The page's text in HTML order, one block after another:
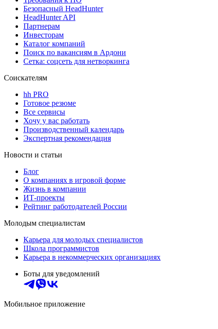
Безопасный HeadHunter
HeadHunter API
Партнерам
Инвесторам
Каталог компаний
Поиск по вакансиям в Ардони
Сетка: соцсеть для нетворкинга
Соискателям
hh PRO
Готовое резюме
Все сервисы
Хочу у вас работать
Производственный календарь
Экспертная рекомендация
Новости и статьи
Блог
О компаниях в игровой форме
Жизнь в компании
ИТ-проекты
Рейтинг работодателей России
Молодым специалистам
Карьера для молодых специалистов
Школа программистов
Карьера в некоммерческих организациях
Боты для уведомлений
Мобильное приложение